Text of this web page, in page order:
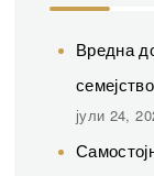
Вредна
јули 24,